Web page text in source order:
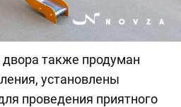
также продуман
установлены
проведения приятного